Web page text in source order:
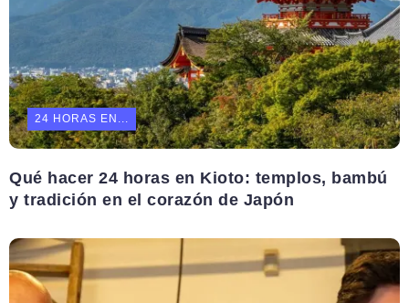
24 HORAS EN...
Qué hacer 24 horas en Kioto: templos, bambú
y tradición en el corazón de Japón